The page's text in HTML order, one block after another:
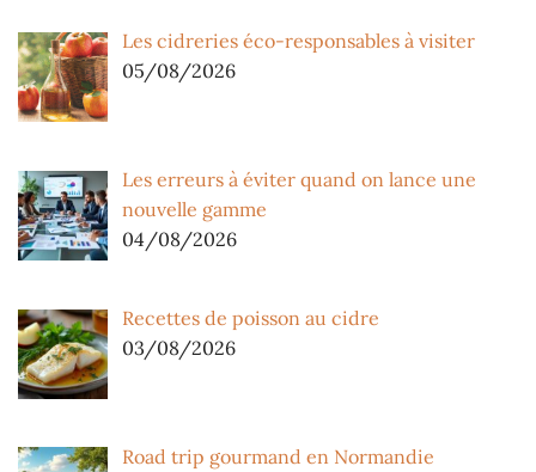
Les cidreries éco-responsables à visiter
05/08/2026
Les erreurs à éviter quand on lance une
nouvelle gamme
04/08/2026
Recettes de poisson au cidre
03/08/2026
Road trip gourmand en Normandie